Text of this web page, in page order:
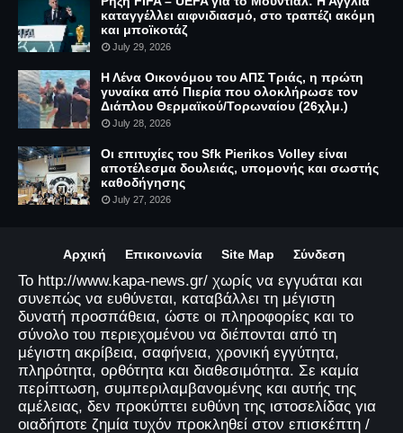
καταγγέλλει αιφνιδιασμό, στο τραπέζι ακόμη
και μποϊκοτάζ
July 29, 2026
Η Λένα Οικονόμου του ΑΠΣ Τριάς, η πρώτη
γυναίκα από Πιερία που ολοκλήρωσε τον
Διάπλου Θερμαϊκού/Τορωναίου (26χλμ.)
July 28, 2026
Οι επιτυχίες του Sfk Pierikos Volley είναι
αποτέλεσμα δουλειάς, υπομονής και σωστής
καθοδήγησης
July 27, 2026
Αρχική Επικοινωνία Site Map Σύνδεση
Το http://www.kapa-news.gr/ χωρίς να εγγυάται και
συνεπώς να ευθύνεται, καταβάλλει τη μέγιστη
δυνατή προσπάθεια, ώστε οι πληροφορίες και το
σύνολο του περιεχομένου να διέπονται από τη
μέγιστη ακρίβεια, σαφήνεια, χρονική εγγύτητα,
πληρότητα, ορθότητα και διαθεσιμότητα. Σε καμία
περίπτωση, συμπεριλαμβανομένης και αυτής της
αμέλειας, δεν προκύπτει ευθύνη της ιστοσελίδας για
οιαδήποτε ζημία τυχόν προκληθεί στον επισκέπτη /